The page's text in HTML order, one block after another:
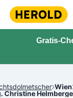
Gratis-
Wien
Christine